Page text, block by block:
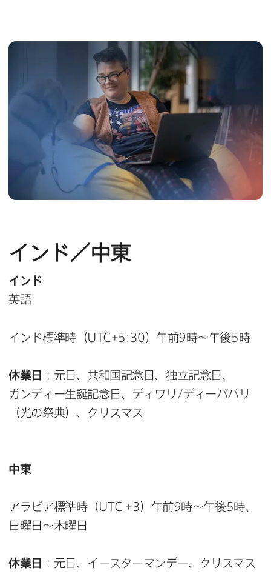
インド／中東
インド
英語
インド標準時​（UTC+5 : 30 ）午前9 時～午後5 時
休業日
：元日、​共和国記念日、​独立記念日、​
ガンディー生誕記念日、​ディワリ/ディーパバリ​
（光の​祭典）、​クリスマス
中東
アラビア標準時​（ UTC +3 ）午前9時～午後5時、
日曜日～木曜日
休業日 ：元日、​イースターマンデー、​クリスマス